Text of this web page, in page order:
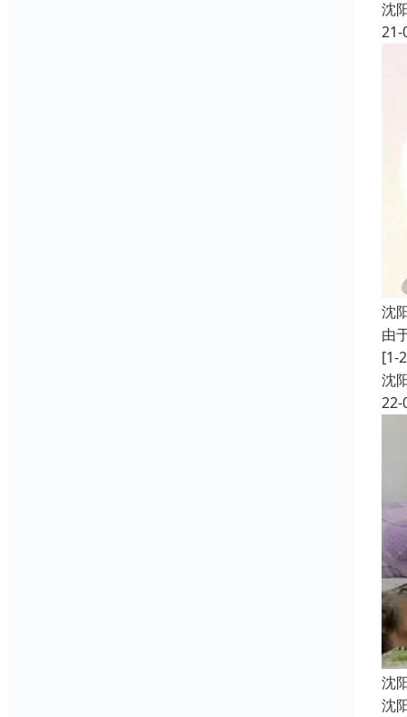
沈
21-
沈
由
[1-
沈
22-
沈
沈